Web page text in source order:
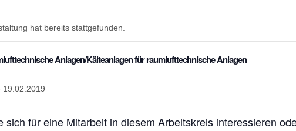
hat bereits stattgefunden.
Anlagen/Kälteanlagen für raumlufttechnische Anlagen
19.02.2019
sich für eine Mitarbeit in diesem Arbeitskreis interessieren